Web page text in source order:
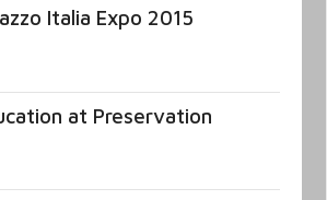
Italia Expo 2015
at Preservation